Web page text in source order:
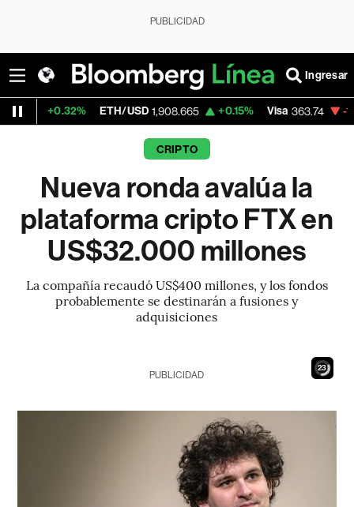
PUBLICIDAD
Ingresar
ETH/USD 1,908.665 +0.15% Visa 363.74 -1.82%
CRIPTO
Nueva ronda avalúa la
plataforma cripto FTX en
US$32.000 millones
La compañía recaudó US$400 millones, y los fondos
probablemente se destinarán a fusiones y
adquisiciones
22
PUBLICIDAD